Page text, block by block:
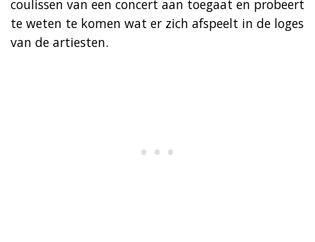
coulissen van een concert aan toegaat en probeert
te weten te komen wat er zich afspeelt in de loges
van de artiesten.